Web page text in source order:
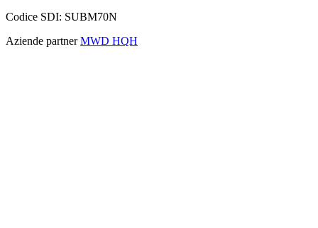
Codice SDI: SUBM70N
Aziende partner MWD HQH